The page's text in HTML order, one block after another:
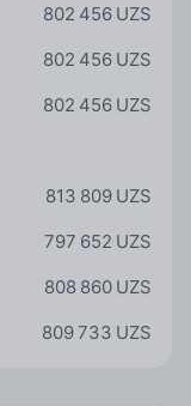
802 456 UZS
802 456 UZS
802 456 UZS
813 809 UZS
797 652 UZS
808 860 UZS
809 733 UZS